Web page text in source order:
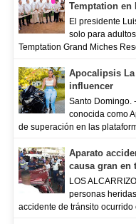
Temptation en
El presidente
solo para
Temptation Grand Miches
Apocalipsis La
influencer
Santo Domingo.
conocida como
de superación en las
Aparato
causa gran en
LOS
personas
accidente de tránsito ocurrido